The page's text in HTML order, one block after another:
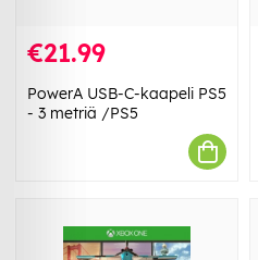
€21.99
PowerA USB-C-kaapeli PS5
- 3 metriä /PS5